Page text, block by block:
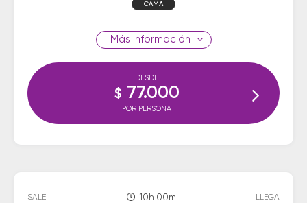
CAMA
información
DESDE
$ 77.000
POR PERSONA
SALE 10h 00m LLEGA